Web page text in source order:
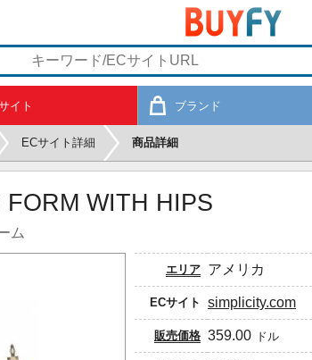
イト ブランド
ECサイト詳細 商品詳細
WITH HIPS
ム
エリア アメリカ
ECサイト simplicity.com
販売価格 359.00 ドル